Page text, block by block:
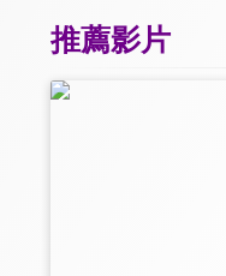
推薦影片